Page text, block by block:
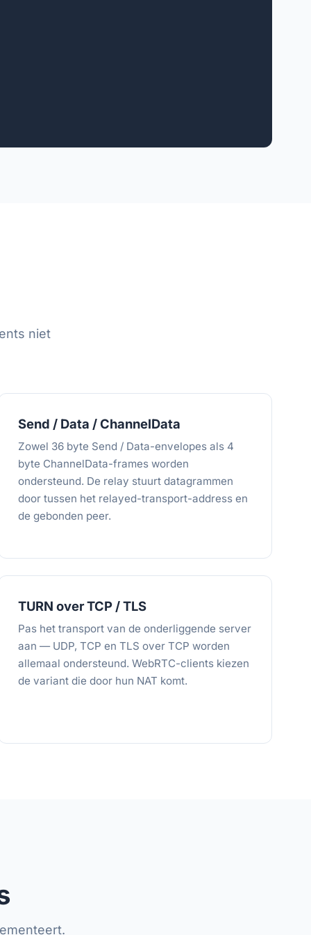
niet
Send / Data / ChannelData
Zowel 36 byte Send / Data-envelopes als 4
byte ChannelData-frames worden
ondersteund. De relay stuurt datagrammen
door tussen het relayed-transport-address en
de gebonden peer.
TURN over TCP / TLS
Pas het transport van de onderliggende server
aan — UDP, TCP en TLS over TCP worden
allemaal ondersteund. WebRTC-clients kiezen
de variant die door hun NAT komt.